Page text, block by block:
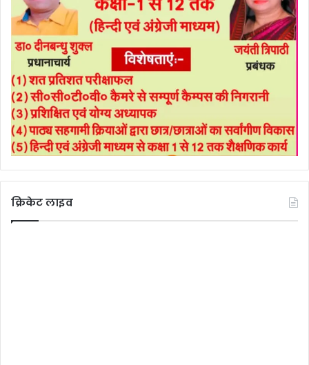
क्रिकेट लाइव